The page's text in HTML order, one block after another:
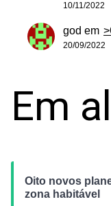
10/11/2022
god em
20/09/2022
Em
Oito novos
zona habitável